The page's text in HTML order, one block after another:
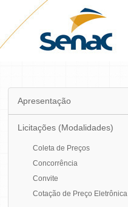
Apresentação
Licitações (Modalidades)
Coleta de Preços
Concorrência
Convite
Cotação de Preço Eletrônica